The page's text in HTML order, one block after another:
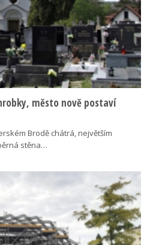
město nově postaví
Brodě chátrá, největším
stěna…